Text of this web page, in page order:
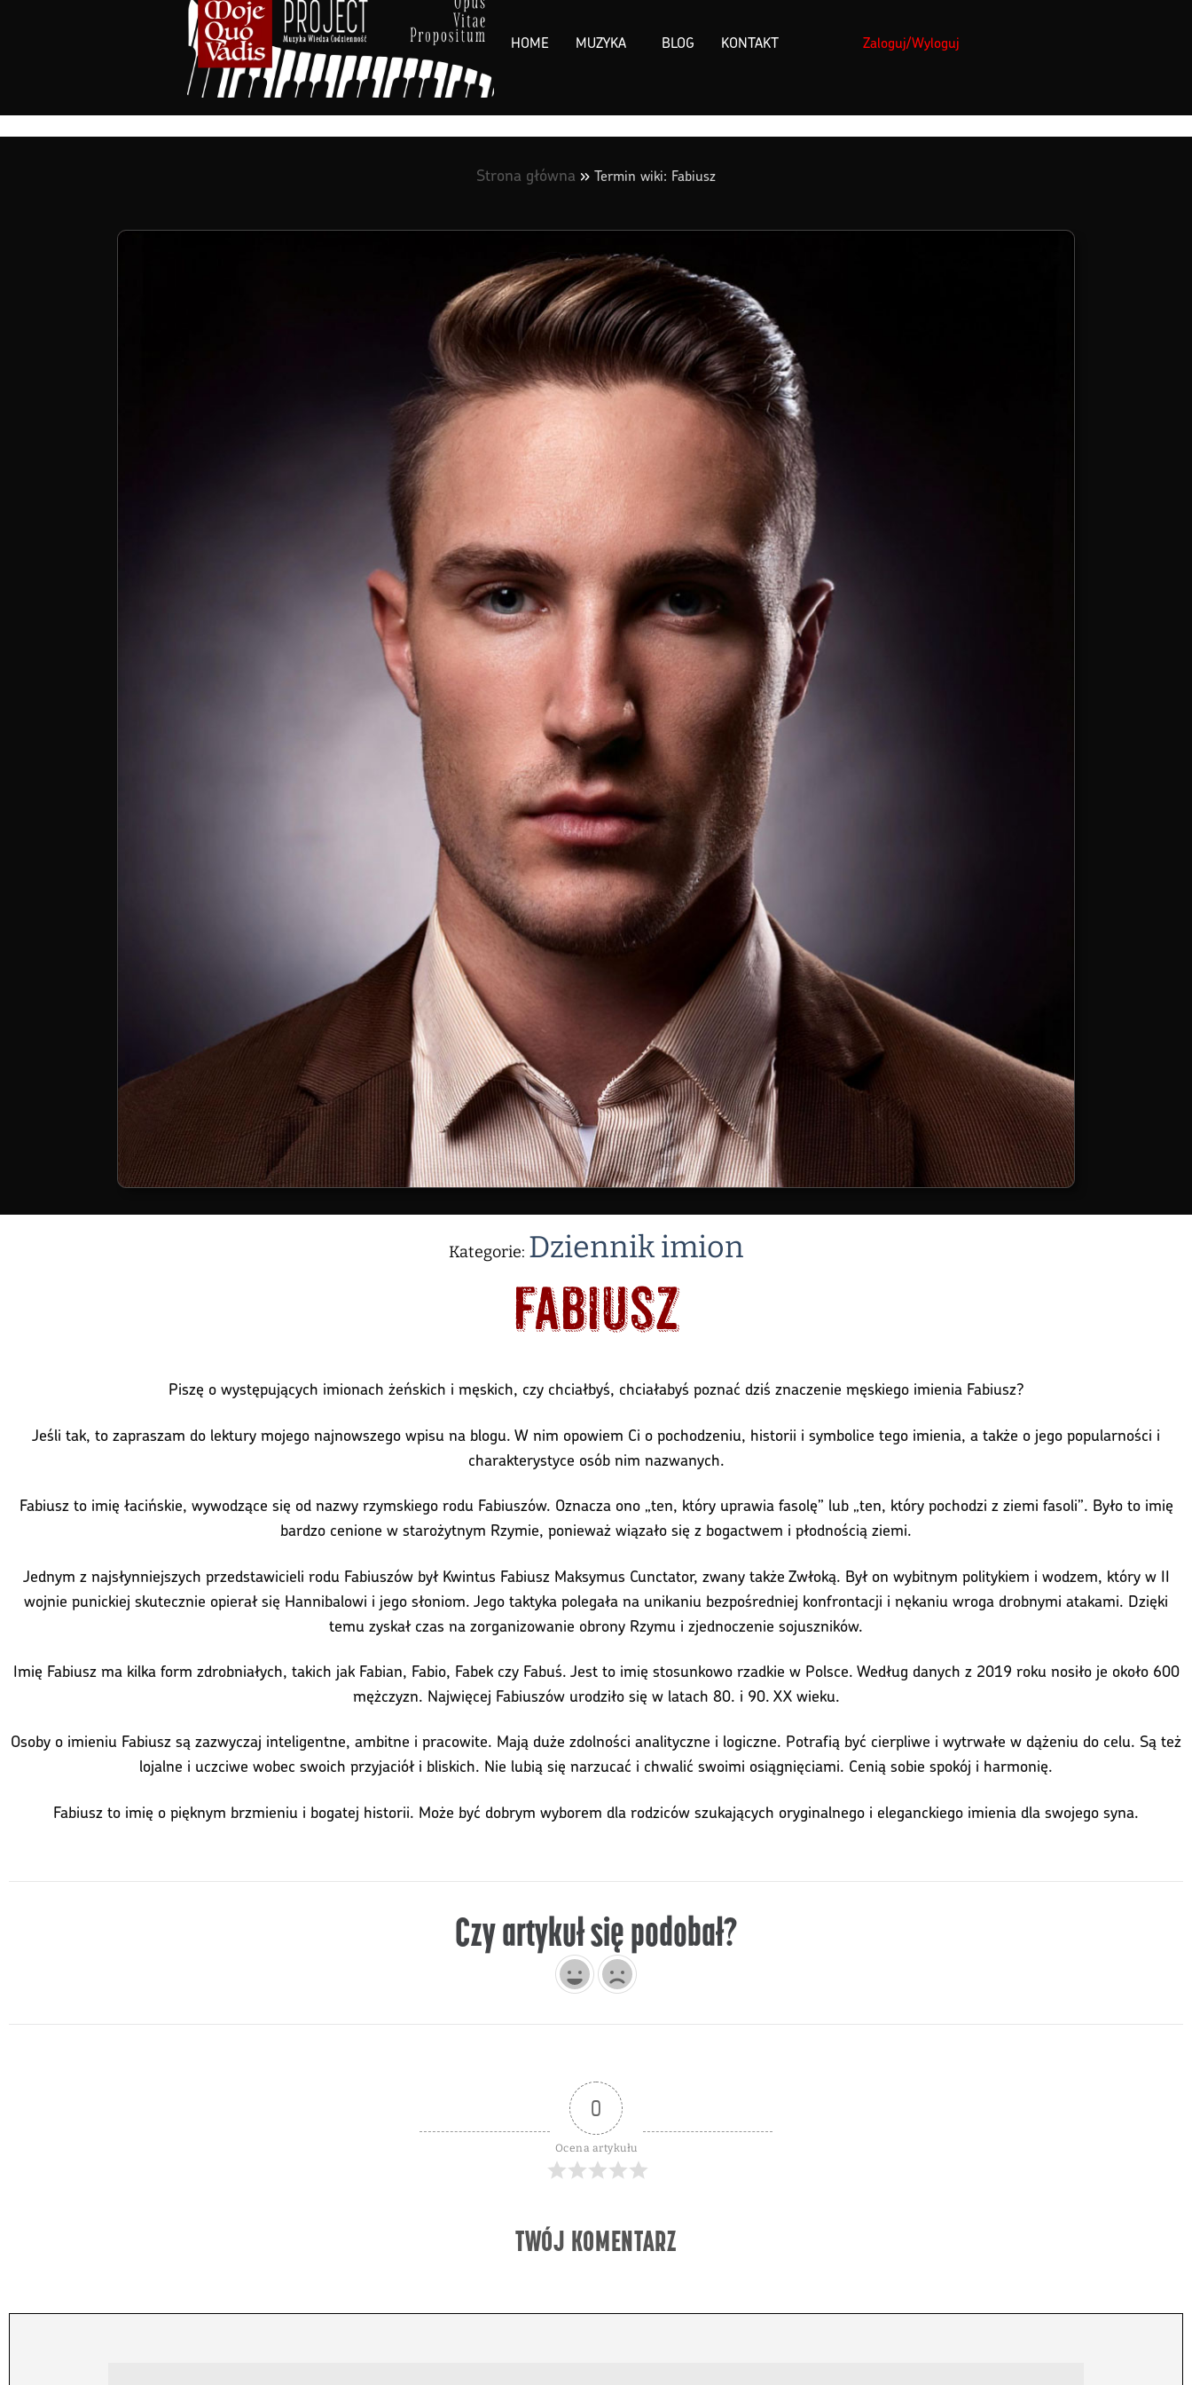
Strona główna » Termin wiki: Fabiusz
Kategorie: Dziennik imion
Fabiusz
Piszę o występujących imionach żeńskich i męskich, czy chciałbyś, chciałabyś poznać dziś znaczenie męskiego imienia Fabiusz?
Jeśli tak, to zapraszam do lektury mojego najnowszego wpisu na blogu. W nim opowiem Ci o pochodzeniu, historii i symbolice tego imienia, a także o jego popularności i
charakterystyce osób nim nazwanych.
Fabiusz to imię łacińskie, wywodzące się od nazwy rzymskiego rodu Fabiuszów. Oznacza ono „ten, który uprawia fasolę” lub „ten, który pochodzi z ziemi fasoli”. Było to imię
bardzo cenione w starożytnym Rzymie, ponieważ wiązało się z bogactwem i płodnością ziemi.
Jednym z najsłynniejszych przedstawicieli rodu Fabiuszów był Kwintus Fabiusz Maksymus Cunctator, zwany także Zwłoką. Był on wybitnym politykiem i wodzem, który w II
wojnie punickiej skutecznie opierał się Hannibalowi i jego słoniom. Jego taktyka polegała na unikaniu bezpośredniej konfrontacji i nękaniu wroga drobnymi atakami. Dzięki
temu zyskał czas na zorganizowanie obrony Rzymu i zjednoczenie sojuszników.
Imię Fabiusz ma kilka form zdrobniałych, takich jak Fabian, Fabio, Fabek czy Fabuś. Jest to imię stosunkowo rzadkie w Polsce. Według danych z 2019 roku nosiło je około 600
mężczyzn. Najwięcej Fabiuszów urodziło się w latach 80. i 90. XX wieku.
Osoby o imieniu Fabiusz są zazwyczaj inteligentne, ambitne i pracowite. Mają duże zdolności analityczne i logiczne. Potrafią być cierpliwe i wytrwałe w dążeniu do celu. Są też
lojalne i uczciwe wobec swoich przyjaciół i bliskich. Nie lubią się narzucać i chwalić swoimi osiągnięciami. Cenią sobie spokój i harmonię.
Fabiusz to imię o pięknym brzmieniu i bogatej historii. Może być dobrym wyborem dla rodziców szukających oryginalnego i eleganckiego imienia dla swojego syna.
Czy artykuł się podobał?
0
Ocena artykułu
TWÓJ KOMENTARZ